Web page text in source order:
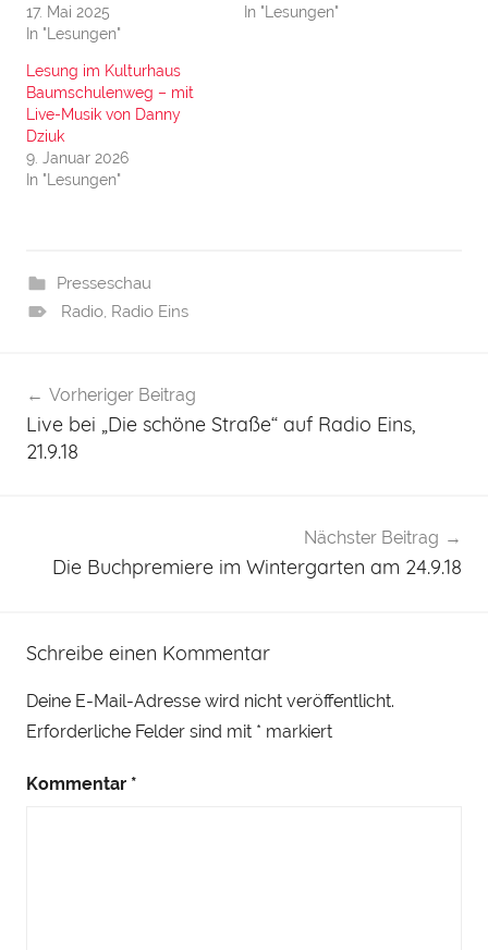
17. Mai 2025
In "Lesungen"
In "Lesungen"
Lesung im Kulturhaus
Baumschulenweg – mit
Live-Musik von Danny
Dziuk
9. Januar 2026
In "Lesungen"
Presseschau
Radio, Radio Eins
Vorheriger Beitrag
Live bei „Die schöne Straße“ auf Radio Eins,
21.9.18
Nächster Beitrag
Die Buchpremiere im Wintergarten am 24.9.18
Schreibe einen Kommentar
Deine E-Mail-Adresse wird nicht veröffentlicht.
Erforderliche Felder sind mit * markiert
Kommentar *